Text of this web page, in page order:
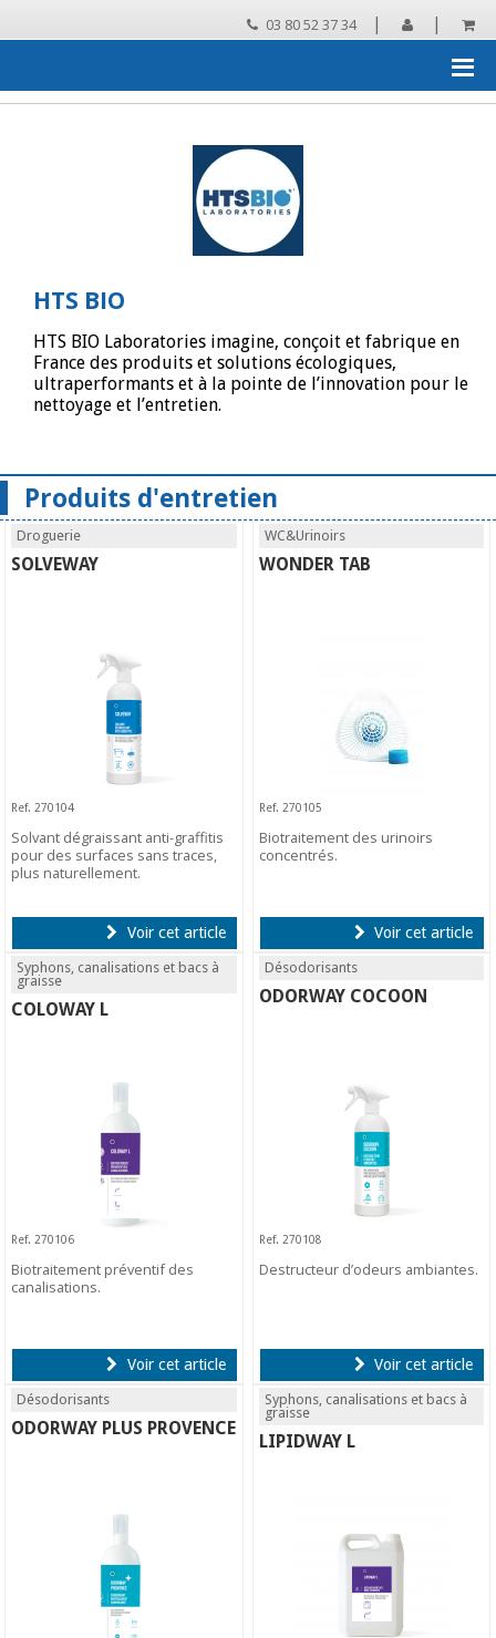
03 80 52 37 34 | |
HTS BIO
›
HTS BIO
HTS BIO Laboratories imagine, conçoit et fabrique en
France des produits et solutions écologiques,
ultraperformants et à la pointe de l’innovation pour le
nettoyage et l’entretien.
Produits d'entretien
Droguerie
SOLVEWAY
Ref. 270104
Solvant dégraissant anti-graffitis
pour des surfaces sans traces,
plus naturellement.
Voir cet article
WC&Urinoirs
WONDER TAB
Ref. 270105
Biotraitement des urinoirs
concentrés.
Voir cet article
Syphons, canalisations et bacs à
graisse
COLOWAY L
Ref. 270106
Biotraitement préventif des
canalisations.
Voir cet article
Désodorisants
ODORWAY COCOON
Ref. 270108
Destructeur d’odeurs ambiantes.
Voir cet article
Désodorisants
ODORWAY PLUS PROVENCE
Syphons, canalisations et bacs à
graisse
LIPIDWAY L